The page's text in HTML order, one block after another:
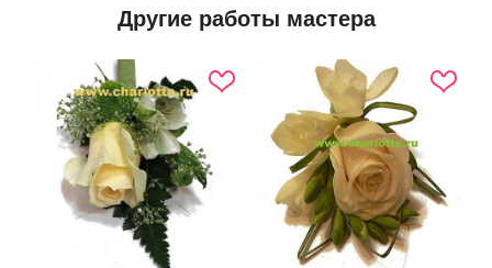
Другие работы мастера